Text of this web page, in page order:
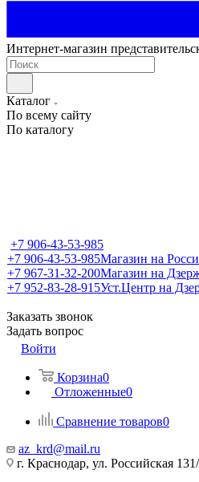
Интернет-магазин
Каталог
По всему сайту
По каталогу
+7 906-43-53-985
+7 906-43-53-985Магазин на
+7 967-31-32-200Магазин на
+7 952-83-28-915Уст.Центр на
Заказать звонок
Задать вопрос
Войти
Корзина0
Отложенные0
Сравнение товаров0
az_krd@mail.ru
г. Краснодар, ул. Российская